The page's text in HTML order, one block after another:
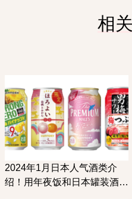
相
2024年1月日本人气酒类介
绍！用年夜饭和日本罐装酒欢